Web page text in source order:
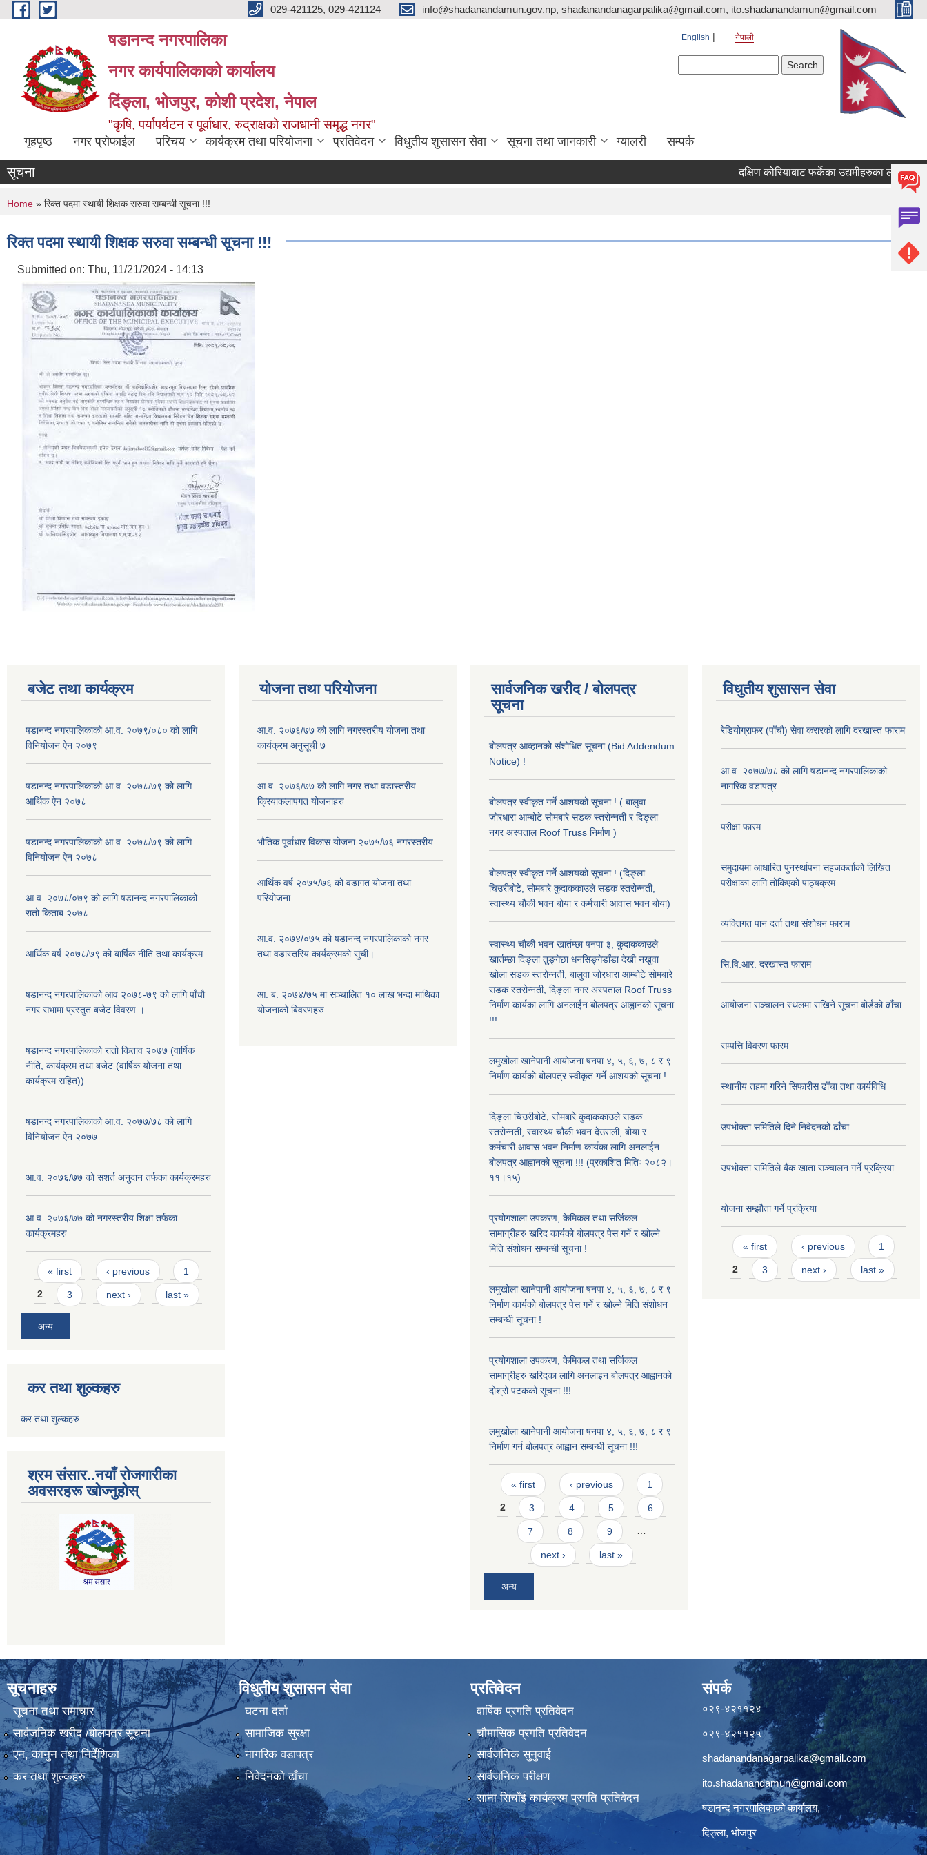
Skip to main content 029-421125, 029-421124 info@shadanandamun.gov.np, shadanandanagarpalika@gmail.com, ito.shadanandamun@gmail.com
षडानन्द नगरपालिका
नगर कार्यपालिकाको कार्यालय
दिंङ्ला, भोजपुर, कोशी प्रदेश, नेपाल
"कृषि, पर्यापर्यटन र पूर्वाधार, रुद्राक्षको राजधानी समृद्ध नगर"
English नेपाली
गृहपृष्ठ नगर प्रोफाईल परिचय कार्यक्रम तथा परियोजना प्रतिवेदन विधुतीय शुसासन सेवा सूचना तथा जानकारी ग्यालरी सम्पर्क
सूचना दक्षिण कोरियाबाट फर्केका उद्यमीहरुका लागि "RIN
You are here
Home » रिक्त पदमा स्थायी शिक्षक सरुवा सम्बन्धी सूचना !!!
रिक्त पदमा स्थायी शिक्षक सरुवा सम्बन्धी सूचना !!!
Submitted on: Thu, 11/21/2024 - 14:13
बजेट तथा कार्यक्रम
षडानन्द नगरपालिकाको आ.व. २०७९/०८० को लागि
विनियोजन ऐन २०७९
षडानन्द नगरपालिकाको आ.व. २०७८/७९ को लागि
आर्थिक ऐन २०७८
षडानन्द नगरपालिकाको आ.व. २०७८/७९ को लागि
विनियोजन ऐन २०७८
आ.व. २०७८/०७९ को लागि षडानन्द नगरपालिकाको
रातो किताब २०७८
आर्थिक बर्ष २०७८/७९ को बार्षिक नीति तथा कार्यक्रम
षडानन्द नगरपालिकाको आव २०७८-७९ को लागि पाँचौ
नगर सभामा प्रस्तुत बजेट विवरण ।
षडानन्द नगरपालिकाको रातो किताव २०७७ (वार्षिक
नीति, कार्यक्रम तथा बजेट (वार्षिक योजना तथा
कार्यक्रम सहित))
षडानन्द नगरपालिकाको आ.व. २०७७/७८ को लागि
विनियोजन ऐन २०७७
आ.व. २०७६/७७ को सशर्त अनुदान तर्फका कार्यक्रमहरु
आ.व. २०७६/७७ को नगरस्तरीय शिक्षा तर्फका
कार्यक्रमहरु
Pages
« first ‹ previous 1
2 3 next › last »
अन्य
कर तथा शुल्कहरु
कर तथा शुल्कहरु
श्रम संसार..नयाँ रोजगारीका
अवसरहरू खोज्नुहोस्
योजना तथा परियोजना
आ.व. २०७६/७७ को लागि नगरस्तरीय योजना तथा
कार्यक्रम अनुसूची ७
आ.व. २०७६/७७ को लागि नगर तथा वडास्तरीय
क्रियाकलापगत योजनाहरु
भौतिक पूर्वाधार विकास योजना २०७५/७६ नगरस्तरीय
आर्थिक वर्ष २०७५/७६ को वडागत योजना तथा
परियोजना
आ.व. २०७४/०७५ को षडानन्द नगरपालिकाको नगर
तथा वडास्तरिय कार्यक्रमको सुची।
आ. ब. २०७४/७५ मा सञ्चालित १० लाख भन्दा माथिका
योजनाको बिवरणहरु
सार्वजनिक खरीद / बोलपत्र
सूचना
बोलपत्र आव्हानको संशोधित सूचना (Bid Addendum
Notice) !
बोलपत्र स्वीकृत गर्ने आशयको सूचना ! ( बालुवा
जोरधारा आम्बोटे सोमबारे सडक स्तरोन्नती र दिङ्ला
नगर अस्पताल Roof Truss निर्माण )
बोलपत्र स्वीकृत गर्ने आशयको सूचना ! (दिङ्ला
चिउरीबोटे, सोमबारे कुदाककाउले सडक स्तरोन्नती,
स्वास्थ्य चौकी भवन बोया र कर्मचारी आवास भवन बोया)
स्वास्थ्य चौकी भवन खार्तम्छा षनपा ३, कुदाककाउले
खार्तम्छा दिङ्ला तुङ्गेछा धनसिङ्गेडाँडा देखी नखुवा
खोला सडक स्तरोन्नती, बालुवा जोरधारा आम्बोटे सोमबारे
सडक स्तरोन्नती, दिङ्ला नगर अस्पताल Roof Truss
निर्माण कार्यका लागि अनलाईन बोलपत्र आह्वानको सूचना
!!!
लमुखोला खानेपानी आयोजना षनपा ४, ५, ६, ७, ८ र ९
निर्माण कार्यको बोलपत्र स्वीकृत गर्ने आशयको सूचना !
दिङ्ला चिउरीबोटे, सोमबारे कुदाककाउले सडक
स्तरोन्नती, स्वास्थ्य चौकी भवन देउराली, बोया र
कर्मचारी आवास भवन निर्माण कार्यका लागि अनलाईन
बोलपत्र आह्वानको सूचना !!! (प्रकाशित मितिः २०८२।
११।१५)
प्रयोगशाला उपकरण, केमिकल तथा सर्जिकल
सामाग्रीहरु खरिद कार्यको बोलपत्र पेस गर्ने र खोल्ने
मिति संशोधन सम्बन्धी सूचना !
लमुखोला खानेपानी आयोजना षनपा ४, ५, ६, ७, ८ र ९
निर्माण कार्यको बोलपत्र पेस गर्ने र खोल्ने मिति संशोधन
सम्बन्धी सूचना !
प्रयोगशाला उपकरण, केमिकल तथा सर्जिकल
सामाग्रीहरु खरिदका लागि अनलाइन बोलपत्र आह्वानको
दोश्रो पटकको सूचना !!!
लमुखोला खानेपानी आयोजना षनपा ४, ५, ६, ७, ८ र ९
निर्माण गर्न बोलपत्र आह्वान सम्बन्धी सूचना !!!
Pages
« first ‹ previous 1
2 3 4 5 6
7 8 9 …
next › last »
अन्य
विधुतीय शुसासन सेवा
रेडियोग्राफर (पाँचौ) सेवा करारको लागि दरखास्त फाराम
आ.व. २०७७/७८ को लागि षडानन्द नगरपालिकाको
नागरिक वडापत्र
परीक्षा फारम
समुदायमा आधारित पुनर्स्थापना सहजकर्ताको लिखित
परीक्षाका लागि तोकिएको पाठ्यक्रम
व्यक्तिगत पान दर्ता तथा संशोधन फाराम
सि.वि.आर. दरखास्त फाराम
आयोजना सञ्चालन स्थलमा राखिने सूचना बोर्डको ढाँचा
सम्पत्ति विवरण फारम
स्थानीय तहमा गरिने सिफारीस ढाँचा तथा कार्यविधि
उपभोक्ता समितिले दिने निवेदनको ढाँचा
उपभोक्ता समितिले बैंक खाता सञ्चालन गर्ने प्रक्रिया
योजना सम्झौता गर्ने प्रक्रिया
Pages
« first ‹ previous 1
2 3 next › last »
सूचनाहरु
सूचना तथा समाचार
सार्वजनिक खरीद /बोलपत्र सूचना
एन, कानुन तथा निर्देशिका
कर तथा शुल्कहरु
विधुतीय शुसासन सेवा
घटना दर्ता
सामाजिक सुरक्षा
नागरिक वडापत्र
निवेदनको ढाँचा
प्रतिवेदन
वार्षिक प्रगति प्रतिवेदन
चौमासिक प्रगति प्रतिवेदन
सार्वजनिक सुनुवाई
सार्वजनिक परीक्षण
साना सिचाँई कार्यक्रम प्रगति प्रतिवेदन
संपर्क
०२९-४२११२४
०२९-४२११२५
shadanandanagarpalika@gmail.com
ito.shadanandamun@gmail.com
षडानन्द नगरपालिकाको कार्यालय,
दिङ्ला, भोजपुर